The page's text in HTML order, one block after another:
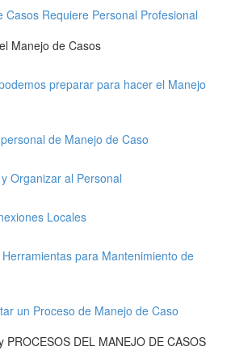
Casos Requiere Personal Profesional
Manejo de Casos
preparar para hacer el Manejo
de Manejo de Caso
Organizar al Personal
Locales
para Mantenimiento de
un Proceso de Manejo de Caso
PROCESOS DEL MANEJO DE CASOS